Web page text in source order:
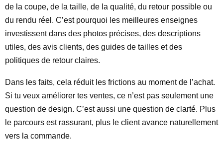
de la coupe, de la taille, de la qualité, du retour possible ou
du rendu réel. C’est pourquoi les meilleures enseignes
investissent dans des photos précises, des descriptions
utiles, des avis clients, des guides de tailles et des
politiques de retour claires.
Dans les faits, cela réduit les frictions au moment de l’achat.
Si tu veux améliorer tes ventes, ce n’est pas seulement une
question de design. C’est aussi une question de clarté. Plus
le parcours est rassurant, plus le client avance naturellement
vers la commande.